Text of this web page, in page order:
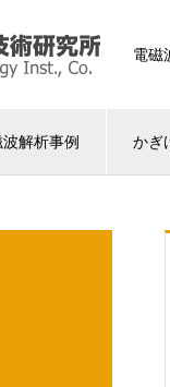
電磁
解析事例 かぎ